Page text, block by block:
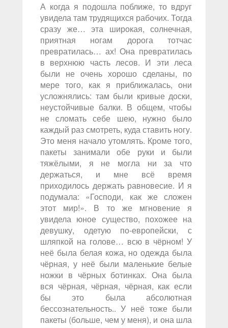
А когда я подошла поближе, то вдруг
увидела там трудящихся рабочих. Тогда
сразу же… эта широкая, солнечная,
приятная ногам дорога тотчас
превратилась… ах! Она превратилась
в верхнюю часть лесов. И эти леса
были не очень хорошо сделаны, по
мере того, как я приближалась, они
усложнялись: там были кривые доски,
неустойчивые балки. В общем, чтобы
не сломать себе шею, нужно было
каждый раз смотреть, куда ставить ногу.
Это меня начало утомлять. Кроме того,
пакеты занимали обе руки и были
тяжёлыми, я не могла ни за что
держаться, и мне всё время
приходилось держать равновесие. И я
подумала: «Господи, как же сложен
этот мир!». В то же мгновение я
увидела юное существо, похожее на
девушку, одетую по-европейски, с
шляпкой на голове… всю в чёрном! У
неё была белая кожа, но одежда была
чёрная, у неё были маленькие белые
ножки в чёрных ботинках. Она была
вся чёрная, чёрная, чёрная, как если
бы это была абсолютная
бессознательность.. У неё тоже были
пакеты (больше, чем у меня), и она шла